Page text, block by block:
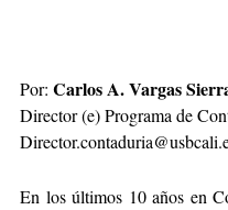
Por: Carlos A. Vargas
Director (e) Programa de
En los últimos 10 años en